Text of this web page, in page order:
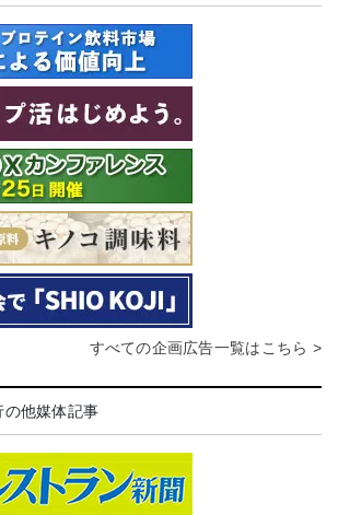
すべての企画広告一覧はこちら >
の他媒体記事